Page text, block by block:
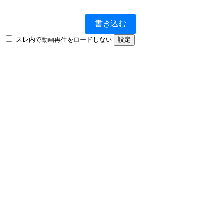
書き込む
スレ内で動画再生をロードしない